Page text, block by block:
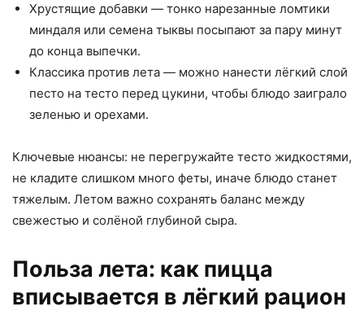
Хрустящие добавки — тонко нарезанные ломтики
миндаля или семена тыквы посыпают за пару минут
до конца выпечки.
Классика против лета — можно нанести лёгкий слой
песто на тесто перед цукини, чтобы блюдо заиграло
зеленью и орехами.
Ключевые нюансы: не перегружайте тесто жидкостями,
не кладите слишком много феты, иначе блюдо станет
тяжелым. Летом важно сохранять баланс между
свежестью и солёной глубиной сыра.
Польза лета: как пицца
вписывается в лёгкий рацион